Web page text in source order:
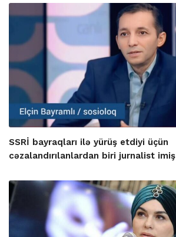
SSRİ bayraqları ilə yürüş etdiyi üçün
cəzalandırılanlardan biri jurnalist imiş